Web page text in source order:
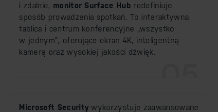
i zdalnie, monitor Surface Hub redefiniuje
sposób prowadzenia spotkań. To interaktywna
tablica i centrum konferencyjne „wszystko
w jednym”, oferujące ekran 4K, inteligentną
kamerę oraz wysokiej jakości dźwięk.
Microsoft Security wykorzystuje zaawansowane